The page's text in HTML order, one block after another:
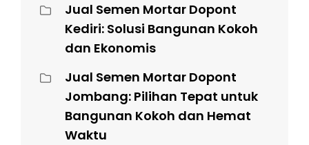
Jual Semen Mortar Dopont
Kediri: Solusi Bangunan Kokoh
dan Ekonomis
Jual Semen Mortar Dopont
Jombang: Pilihan Tepat untuk
Bangunan Kokoh dan Hemat
Waktu